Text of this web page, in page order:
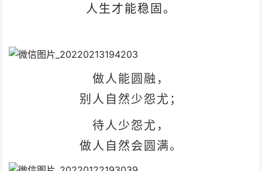
人生才能稳固。
做人能圆融，
别人自然少怨尤；
待人少怨尤，
做人自然会圆满。